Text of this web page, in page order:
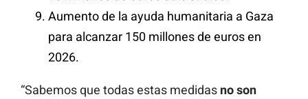
Aumento de la ayuda humanitaria a Gaza
para alcanzar 150 millones de euros en
2026.
“Sabemos que todas estas medidas no son